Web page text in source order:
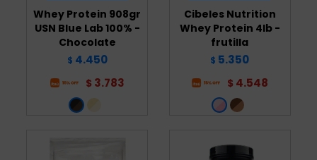
Whey Protein 908gr
USN Blue Lab 100% -
Chocolate
$ 4.450
$ 3.783
Cibeles Nutrition
Whey Protein 4lb -
frutilla
$ 5.350
$ 4.548